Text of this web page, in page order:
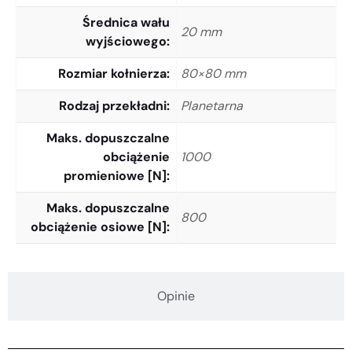
Opinie
Średnica wału
wyjściowego
20 mm
Rozmiar kołnierza
80×80 mm
Rodzaj przekładni
Planetarna
Maks. dopuszczalne
obciążenie
promieniowe [N]
1000
Maks. dopuszczalne
obciążenie osiowe [N]
800